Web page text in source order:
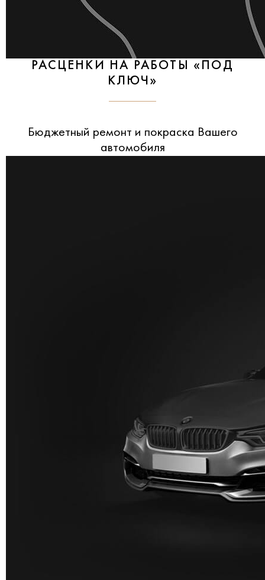
РАСЦЕНКИ НА РАБОТЫ «ПОД
КЛЮЧ»
Бюджетный ремонт и покраска Вашего
автомобиля